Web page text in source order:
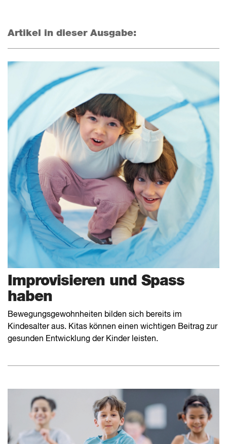
Artikel in dieser Ausgabe:
Improvisieren und Spass
haben
Bewegungsgewohnheiten bilden sich bereits im
Kindesalter aus. Kitas können einen wichtigen Beitrag zur
gesunden Entwicklung der Kinder leisten.